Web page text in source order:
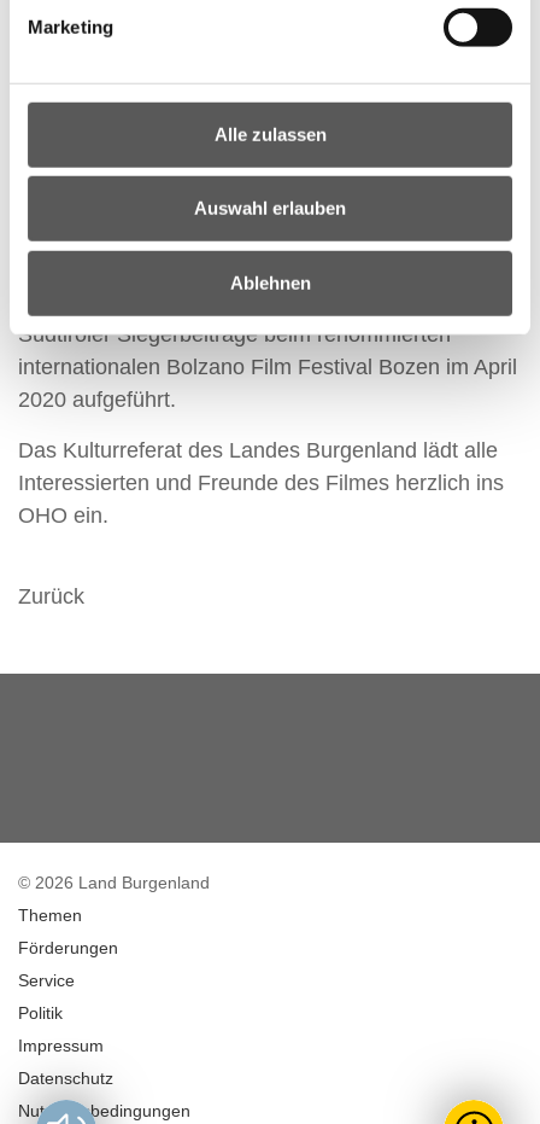
Marketing
Alle zulassen
Auswahl erlauben
Ablehnen
kompetente und unabhängige Jury, bestehend aus
David Kleinl, Tatjana Berlakovich und Alexander
Karazman.
Die Präsentation und Prämierung der
burgenländischen Wettbewerbsbeiträge wird am
20.03.2020 um 19.30 Uhr im Offenen Haus
Oberwart (OHO) im Zuge der burgenländischen
Südtiroler Siegerbeiträge beim renommierten
internationalen Bolzano Film Festival Bozen im April
2020 aufgeführt.
Das Kulturreferat des Landes Burgenland lädt alle
Interessierten und Freunde des Filmes herzlich ins
OHO ein.
Zurück
© 2026 Land Burgenland
Themen
Förderungen
Service
Politik
Impressum
Datenschutz
Nutzungsbedingungen